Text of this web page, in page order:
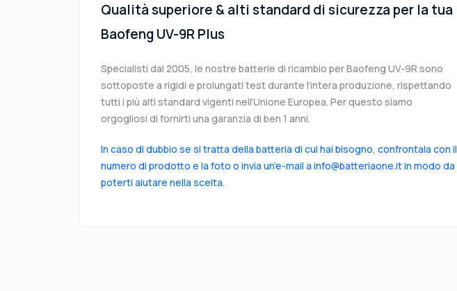
Qualità superiore & alti standard di sicurezza per la tua
Baofeng UV-9R Plus
Specialisti dal 2005, le nostre batterie di ricambio per Baofeng UV-9R sono
sottoposte a rigidi e prolungati test durante l’intera produzione, rispettando
tutti i più alti standard vigenti nell’Unione Europea. Per questo siamo
orgogliosi di fornirti una garanzia di ben 1 anni.
In caso di dubbio se si tratta della batteria di cui hai bisogno, confrontala con il
numero di prodotto e la foto o invia un'e-mail a info@batteriaone.it in modo da
poterti aiutare nella scelta.